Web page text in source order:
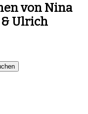
von Nina
& Ulrich